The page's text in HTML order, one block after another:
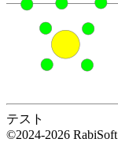
テスト
©2024-2026 RabiSoft